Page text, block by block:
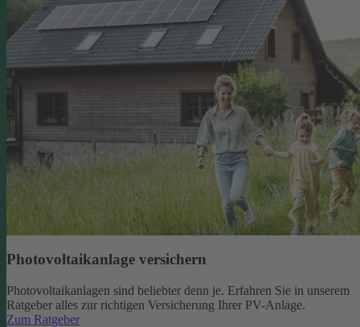
Photovoltaikanlage versichern
Photovoltaikanlagen sind beliebter denn je. Erfahren Sie in unserem
Ratgeber alles zur richtigen Versicherung Ihrer PV-Anlage.
Zum Ratgeber